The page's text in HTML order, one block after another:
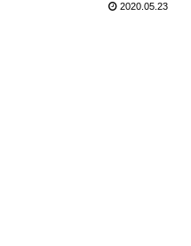
2020.05.23